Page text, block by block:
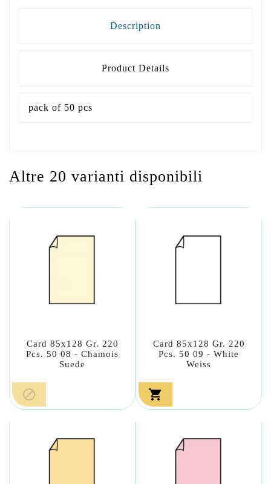
Description
Product Details
pack of 50 pcs
Altre 20 varianti disponibili
Card 85x128 Gr. 220
Pcs. 50 08 - Chamois
Suede

Card 85x128 Gr. 220
Pcs. 50 09 - White
Weiss
